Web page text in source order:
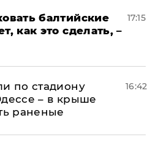
балтийские
как это сделать, –
17:15
по стадиону
– в крыше
раненые
16:42